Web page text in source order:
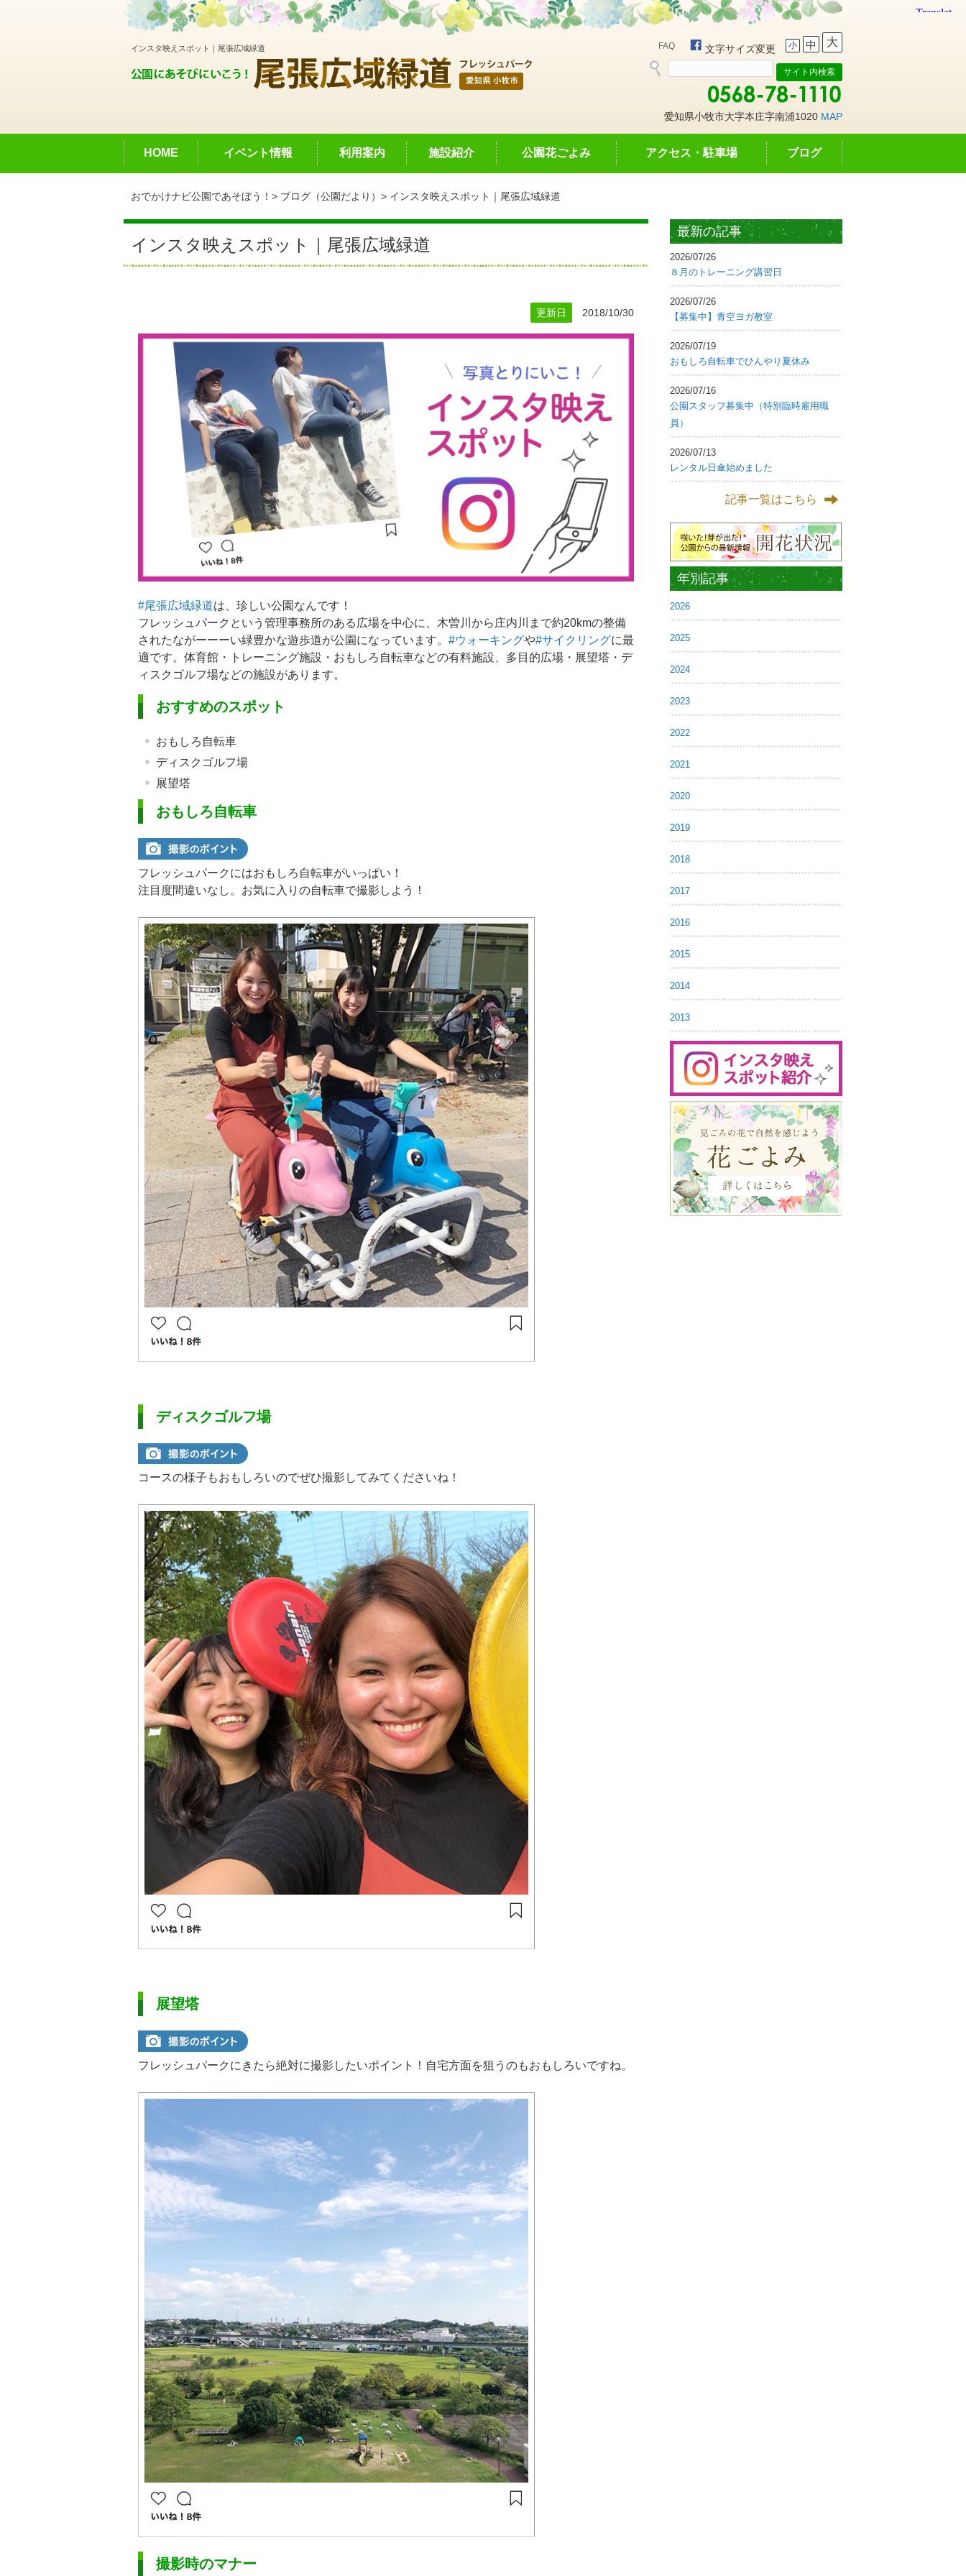
インスタ映えスポット｜尾張広域緑道 FAQ 文字サイズ変更 小 中 大
愛知県小牧市大字本庄字南浦1020 MAP
HOME イベント情報 利用案内 施設紹介 公園花ごよみ アクセス・駐車場 ブログ
おでかけナビ公園であそぼう！ ブログ（公園だより） インスタ映えスポット｜尾張広域緑道
インスタ映えスポット｜尾張広域緑道
更新日 2018/10/30
#尾張広域緑道は、珍しい公園なんです！
フレッシュパークという管理事務所のある広場を中心に、木曽川から庄内川まで約20kmの整備
されたながーーーい緑豊かな遊歩道が公園になっています。 #ウォーキングや#サイクリングに最
適です。体育館・トレーニング施設・おもしろ自転車などの有料施設、多目的広場・展望塔・デ
ィスクゴルフ場などの施設があります。
おすすめのスポット
おもしろ自転車
ディスクゴルフ場
展望塔
おもしろ自転車
フレッシュパークにはおもしろ自転車がいっぱい！
注目度間違いなし。お気に入りの自転車で撮影しよう！
ディスクゴルフ場
コースの様子もおもしろいのでぜひ撮影してみてくださいね！
展望塔
フレッシュパークにきたら絶対に撮影したいポイント！自宅方面を狙うのもおもしろいですね。
撮影時のマナー
最新の記事
2026/07/26
８月のトレーニング講習日
2026/07/26
【募集中】青空ヨガ教室
2026/07/19
おもしろ自転車でひんやり夏休み
2026/07/16
公園スタッフ募集中（特別臨時雇用職
員）
2026/07/13
レンタル日傘始めました
記事一覧はこちら
年別記事
2026
2025
2024
2023
2022
2021
2020
2019
2018
2017
2016
2015
2014
2013